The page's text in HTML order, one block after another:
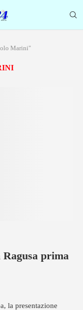
Marini"
prima
la presentazione